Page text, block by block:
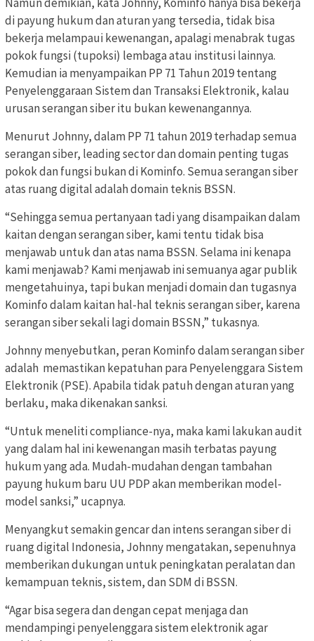
di payung hukum dan aturan yang tersedia, tidak bisa
bekerja melampaui kewenangan, apalagi menabrak tugas
pokok fungsi (tupoksi) lembaga atau institusi lainnya.
Kemudian ia menyampaikan PP 71 Tahun 2019 tentang
Penyelenggaraan Sistem dan Transaksi Elektronik, kalau
urusan serangan siber itu bukan kewenangannya.
Menurut Johnny, dalam PP 71 tahun 2019 terhadap semua
serangan siber, leading sector dan domain penting tugas
pokok dan fungsi bukan di Kominfo. Semua serangan siber
atas ruang digital adalah domain teknis BSSN.
“Sehingga semua pertanyaan tadi yang disampaikan dalam
kaitan dengan serangan siber, kami tentu tidak bisa
menjawab untuk dan atas nama BSSN. Selama ini kenapa
kami menjawab? Kami menjawab ini semuanya agar publik
mengetahuinya, tapi bukan menjadi domain dan tugasnya
Kominfo dalam kaitan hal-hal teknis serangan siber, karena
serangan siber sekali lagi domain BSSN,” tukasnya.
Johnny menyebutkan, peran Kominfo dalam serangan siber
adalah memastikan kepatuhan para Penyelenggara Sistem
Elektronik (PSE). Apabila tidak patuh dengan aturan yang
berlaku, maka dikenakan sanksi.
“Untuk meneliti compliance-nya, maka kami lakukan audit
yang dalam hal ini kewenangan masih terbatas payung
hukum yang ada. Mudah-mudahan dengan tambahan
payung hukum baru UU PDP akan memberikan model-
model sanksi,” ucapnya.
Menyangkut semakin gencar dan intens serangan siber di
ruang digital Indonesia, Johnny mengatakan, sepenuhnya
memberikan dukungan untuk peningkatan peralatan dan
kemampuan teknis, sistem, dan SDM di BSSN.
“Agar bisa segera dan dengan cepat menjaga dan
mendampingi penyelenggara sistem elektronik agar